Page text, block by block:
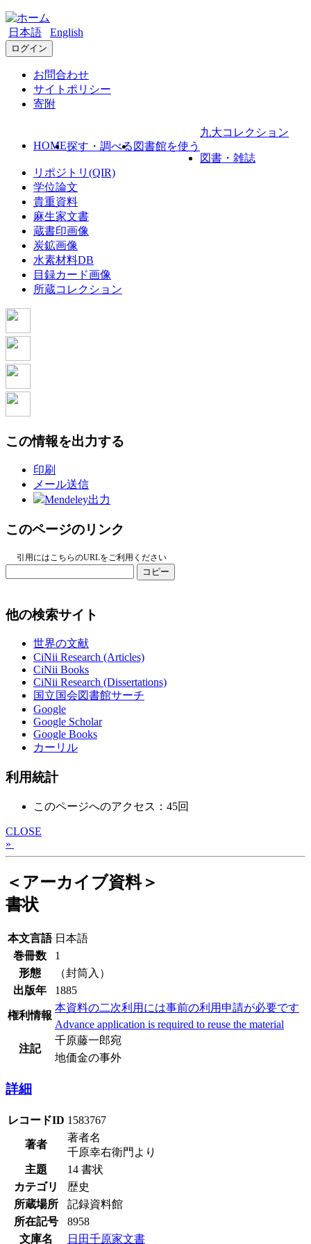
日本語 English
ログイン
お問合わせ
サイトポリシー
寄附
HOME探す・調べる 図書館を使う
九大コレクション
図書・雑誌
リポジトリ(QIR)
学位論文
貴重資料
麻生家文書
蔵書印画像
炭鉱画像
水素材料DB
目録カード画像
所蔵コレクション
この情報を出力する
印刷
メール送信
Mendeley出力
このページのリンク
引用にはこちらのURLをご利用ください
コピー
他の検索サイト
世界の文献
CiNii Research (Articles)
CiNii Books
CiNii Research (Dissertations)
国立国会図書館サーチ
Google
Google Scholar
Google Books
カーリル
利用統計
このページへのアクセス：45回
CLOSE
»
＜アーカイブ資料＞
書状
本文言語 日本語
巻冊数
1
形態
（封筒入）
出版年
1885
権利情報
本資料の二次利用には事前の利用申請が必要です
Advance application is required to reuse the material
注記
千原藤一郎宛
地価金の事外
詳細
レコードID 1583767
著者
著者名
千原幸右衛門より
主題
14 書状
カテゴリ
歴史
所蔵場所
記録資料館
所在記号
8958
文庫名
日田千原家文書